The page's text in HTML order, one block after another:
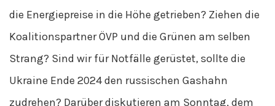
die Energiepreise in die Höhe getrieben? Ziehen die
Koalitionspartner ÖVP und die Grünen am selben
Strang? Sind wir für Notfälle gerüstet, sollte die
Ukraine Ende 2024 den russischen Gashahn
zudrehen? Darüber diskutieren am Sonntag, dem